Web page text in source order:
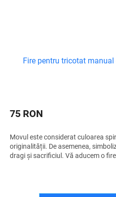
Fire pentru tricotat manual
75 RON
Movul este considerat culoarea
originalității. De asemenea,
dragi și sacrificiul. Vă aducem o